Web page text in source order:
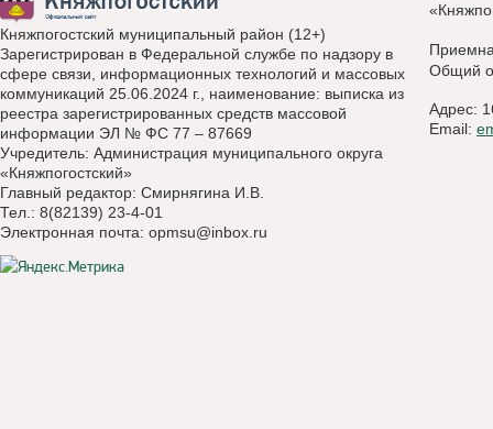
Княжпогостский муниципальный район (12+)
Зарегистрирован в Федеральной службе по надзору в
сфере связи, информационных технологий и массовых
коммуникаций 25.06.2024 г., наименование: выписка из
реестра зарегистрированных средств массовой
информации ЭЛ № ФС 77 – 87669
Учредитель: Администрация муниципального округа
«Княжпогостский»
Главный редактор: Смирнягина И.В.
Тел.: 8(82139) 23-4-01
Электронная почта: opmsu@inbox.ru
Общий
Адрес:
Email: